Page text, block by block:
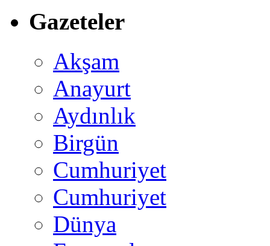
Gazeteler
Akşam
Anayurt
Aydınlık
Birgün
Cumhuriyet
Cumhuriyet
Dünya